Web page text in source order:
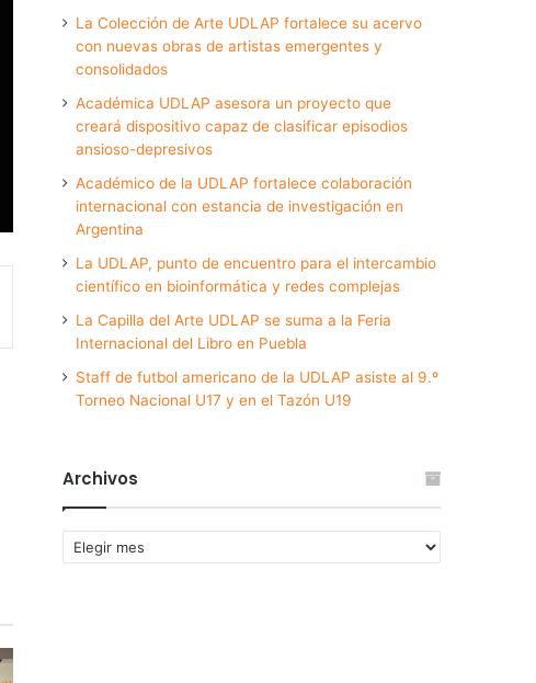
La Colección de Arte UDLAP fortalece su acervo
con nuevas obras de artistas emergentes y
consolidados
Académica UDLAP asesora un proyecto que
creará dispositivo capaz de clasificar episodios
ansioso-depresivos
Académico de la UDLAP fortalece colaboración
internacional con estancia de investigación en
Argentina
La UDLAP, punto de encuentro para el intercambio
científico en bioinformática y redes complejas
La Capilla del Arte UDLAP se suma a la Feria
Internacional del Libro en Puebla
Staff de futbol americano de la UDLAP asiste al 9.º
Torneo Nacional U17 y en el Tazón U19
Archivos
Archivos